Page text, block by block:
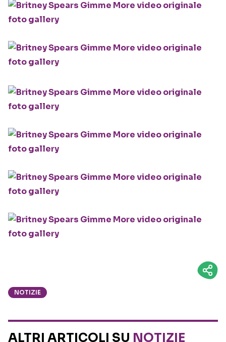
NOTIZIE
ALTRI ARTICOLI SU NOTIZIE